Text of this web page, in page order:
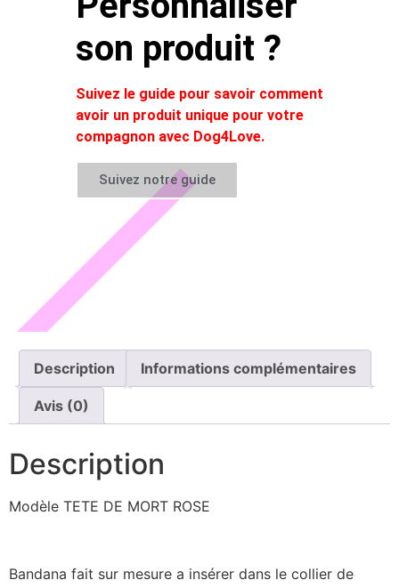
son produit ?
Suivez le guide pour savoir comment
avoir un produit unique pour votre
compagnon avec Dog4Love.
Suivez notre guide
Description Informations complémentaires
Avis (0)
Description
Modèle TETE DE MORT ROSE
Bandana fait sur mesure a insérer dans le collier de